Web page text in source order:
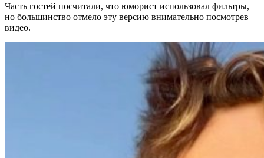
Часть гостей посчитали, что юморист использовал фильтры,
но большинство отмело эту версию внимательно посмотрев
видео.